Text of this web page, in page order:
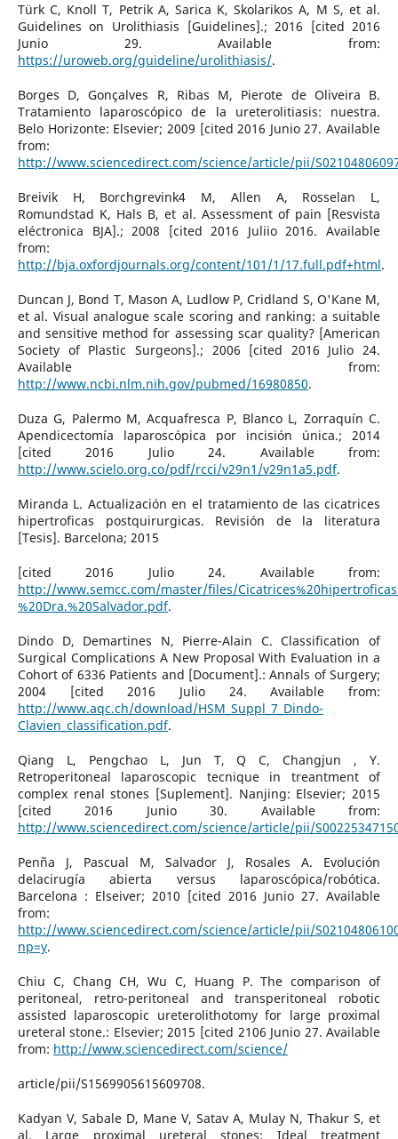
Türk C, Knoll T, Petrik A, Sarica K, Skolarikos A, M S, et al.
Guidelines on Urolithiasis [Guidelines].; 2016 [cited 2016
Junio 29. Available from:
https://uroweb.org/guideline/urolithiasis/.
Borges D, Gonçalves R, Ribas M, Pierote de Oliveira B.
Tratamiento laparoscópico de la ureterolitiasis: nuestra.
Belo Horizonte: Elsevier; 2009 [cited 2016 Junio 27. Available
from:
http://www.sciencedirect.com/science/article/pii/
Breivik H, Borchgrevink4 M, Allen A, Rosselan L,
Romundstad K, Hals B, et al. Assessment of pain [Resvista
eléctronica BJA].; 2008 [cited 2016 Juliio 2016. Available
from:
http://bja.oxfordjournals.org/content/101/1/17.full.pdf+html.
Duncan J, Bond T, Mason A, Ludlow P, Cridland S, O'Kane M,
et al. Visual analogue scale scoring and ranking: a suitable
and sensitive method for assessing scar quality? [American
Society of Plastic Surgeons].; 2006 [cited 2016 Julio 24.
Available from:
http://www.ncbi.nlm.nih.gov/pubmed/16980850.
Duza G, Palermo M, Acquafresca P, Blanco L, Zorraquín C.
Apendicectomía laparoscópica por incisión única.; 2014
[cited 2016 Julio 24. Available from:
http://www.scielo.org.co/pdf/rcci/v29n1/v29n1a5.pdf.
Miranda L. Actualización en el tratamiento de las cicatrices
hipertroficas postquirurgicas. Revisión de la literatura
[Tesis]. Barcelona; 2015
[cited 2016 Julio 24. Available from:
http://www.semcc.com/master/files/
%20Dra.%20Salvador.pdf.
Dindo D, Demartines N, Pierre-Alain C. Classification of
Surgical Complications A New Proposal With Evaluation in a
Cohort of 6336 Patients and [Document].: Annals of Surgery;
2004 [cited 2016 Julio 24. Available from:
http://www.aqc.ch/download/HSM_Suppl_7_Dindo-
Clavien_classification.pdf.
Qiang L, Pengchao L, Jun T, Q C, Changjun , Y.
Retroperitoneal laparoscopic tecnique in treantment of
complex renal stones [Suplement]. Nanjing: Elsevier; 2015
[cited 2016 Junio 30. Available from:
http://www.sciencedirect.com/science/article/pii/
Penña J, Pascual M, Salvador J, Rosales A. Evolución
delacirugía abierta versus laparoscópica/robótica.
Barcelona : Elseiver; 2010 [cited 2016 Junio 27. Available
from:
http://www.sciencedirect.com/science/article/pii/
np=y.
Chiu C, Chang CH, Wu C, Huang P. The comparison of
peritoneal, retro-peritoneal and transperitoneal robotic
assisted laparoscopic ureterolithotomy for large proximal
ureteral stone.: Elsevier; 2015 [cited 2106 Junio 27. Available
from: http://www.sciencedirect.com/science/
article/pii/S1569905615609708.
Kadyan V, Sabale D, Mane V, Satav A, Mulay N, Thakur S, et
al. Large proximal ureteral stones: Ideal treatment